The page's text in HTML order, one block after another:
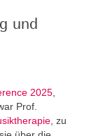
und
2025
Prof.
, zu